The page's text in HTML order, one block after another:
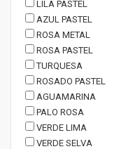
LILA PASTEL
AZUL PASTEL
ROSA METAL
ROSA PASTEL
TURQUESA
ROSADO PASTEL
AGUAMARINA
PALO ROSA
VERDE LIMA
VERDE SELVA